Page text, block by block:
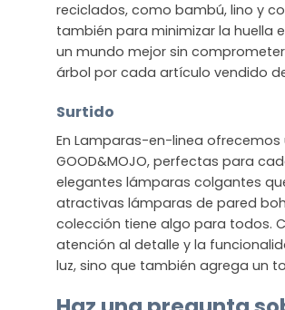
reciclados, como bambú, lino y
también para minimizar la huella
un mundo mejor sin
árbol por cada artículo vendido de
Surtido
En Lamparas-en-linea
GOOD&MOJO, perfectas para
elegantes lámparas colgantes
atractivas lámparas de pared
colección tiene algo para todos.
atención al detalle y la
luz, sino que también agrega un